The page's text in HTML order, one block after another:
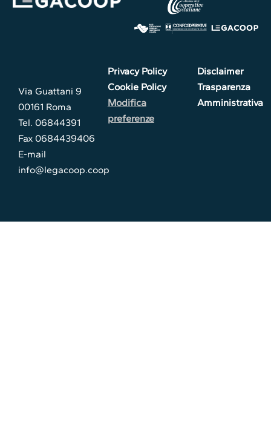
Via Guattani 9
00161 Roma
Tel. 06844391
Fax 0684439406
E-mail
info@legacoop.coop
Privacy Policy
Cookie Policy
Modifica
preferenze
Disclaimer
Trasparenza
Amministrativa